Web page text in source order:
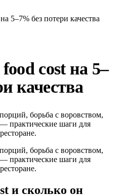
5–7% без потери качества
cost на 5–
качества
борьба с воровством,
практические шаги для
борьба с воровством,
практические шаги для
и сколько он